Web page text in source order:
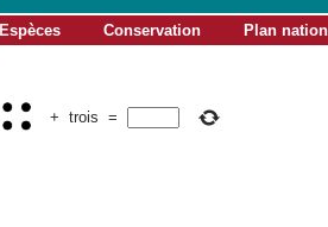
Espèces
Conservation Plan
+ trois =